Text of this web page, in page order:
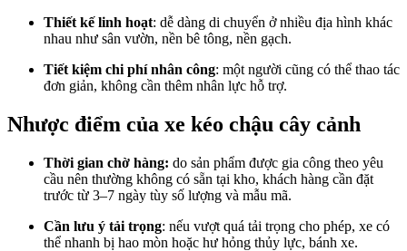
Thiết kế linh hoạt: dễ dàng di chuyển ở nhiều địa hình khác
nhau như sân vườn, nền bê tông, nền gạch.
Tiết kiệm chi phí nhân công: một người cũng có thể thao tác
đơn giản, không cần thêm nhân lực hỗ trợ.
Nhược điểm của xe kéo chậu cây cảnh
Thời gian chờ hàng: do sản phẩm được gia công theo yêu
cầu nên thường không có sẵn tại kho, khách hàng cần đặt
trước từ 3–7 ngày tùy số lượng và mẫu mã.
Cần lưu ý tải trọng: nếu vượt quá tải trọng cho phép, xe có
thể nhanh bị hao mòn hoặc hư hỏng thủy lực, bánh xe.